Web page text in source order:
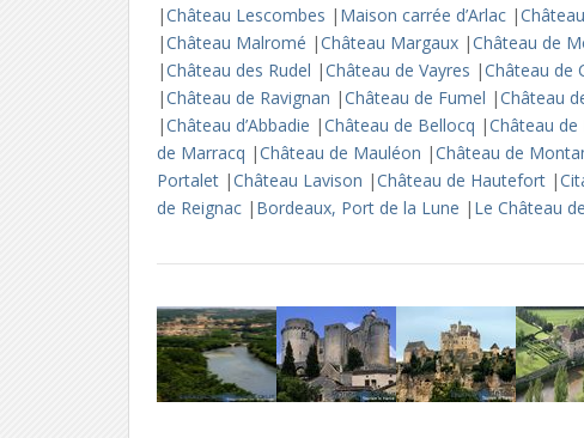
|Château Lescombes | Maison carrée d’Arlac |
|Château Malromé |Château Margaux |Château de
|Château des Rudel |Château de Vayres |Château de
|Château de Ravignan |Château de Fumel |Château
|Château d’Abbadie |Château de Bellocq |Château de
de Marracq |Château de Mauléon |Château de
Portalet |Château Lavison |Château de Hautefort |
de Reignac | Bordeaux, Port de la Lune | Le Château